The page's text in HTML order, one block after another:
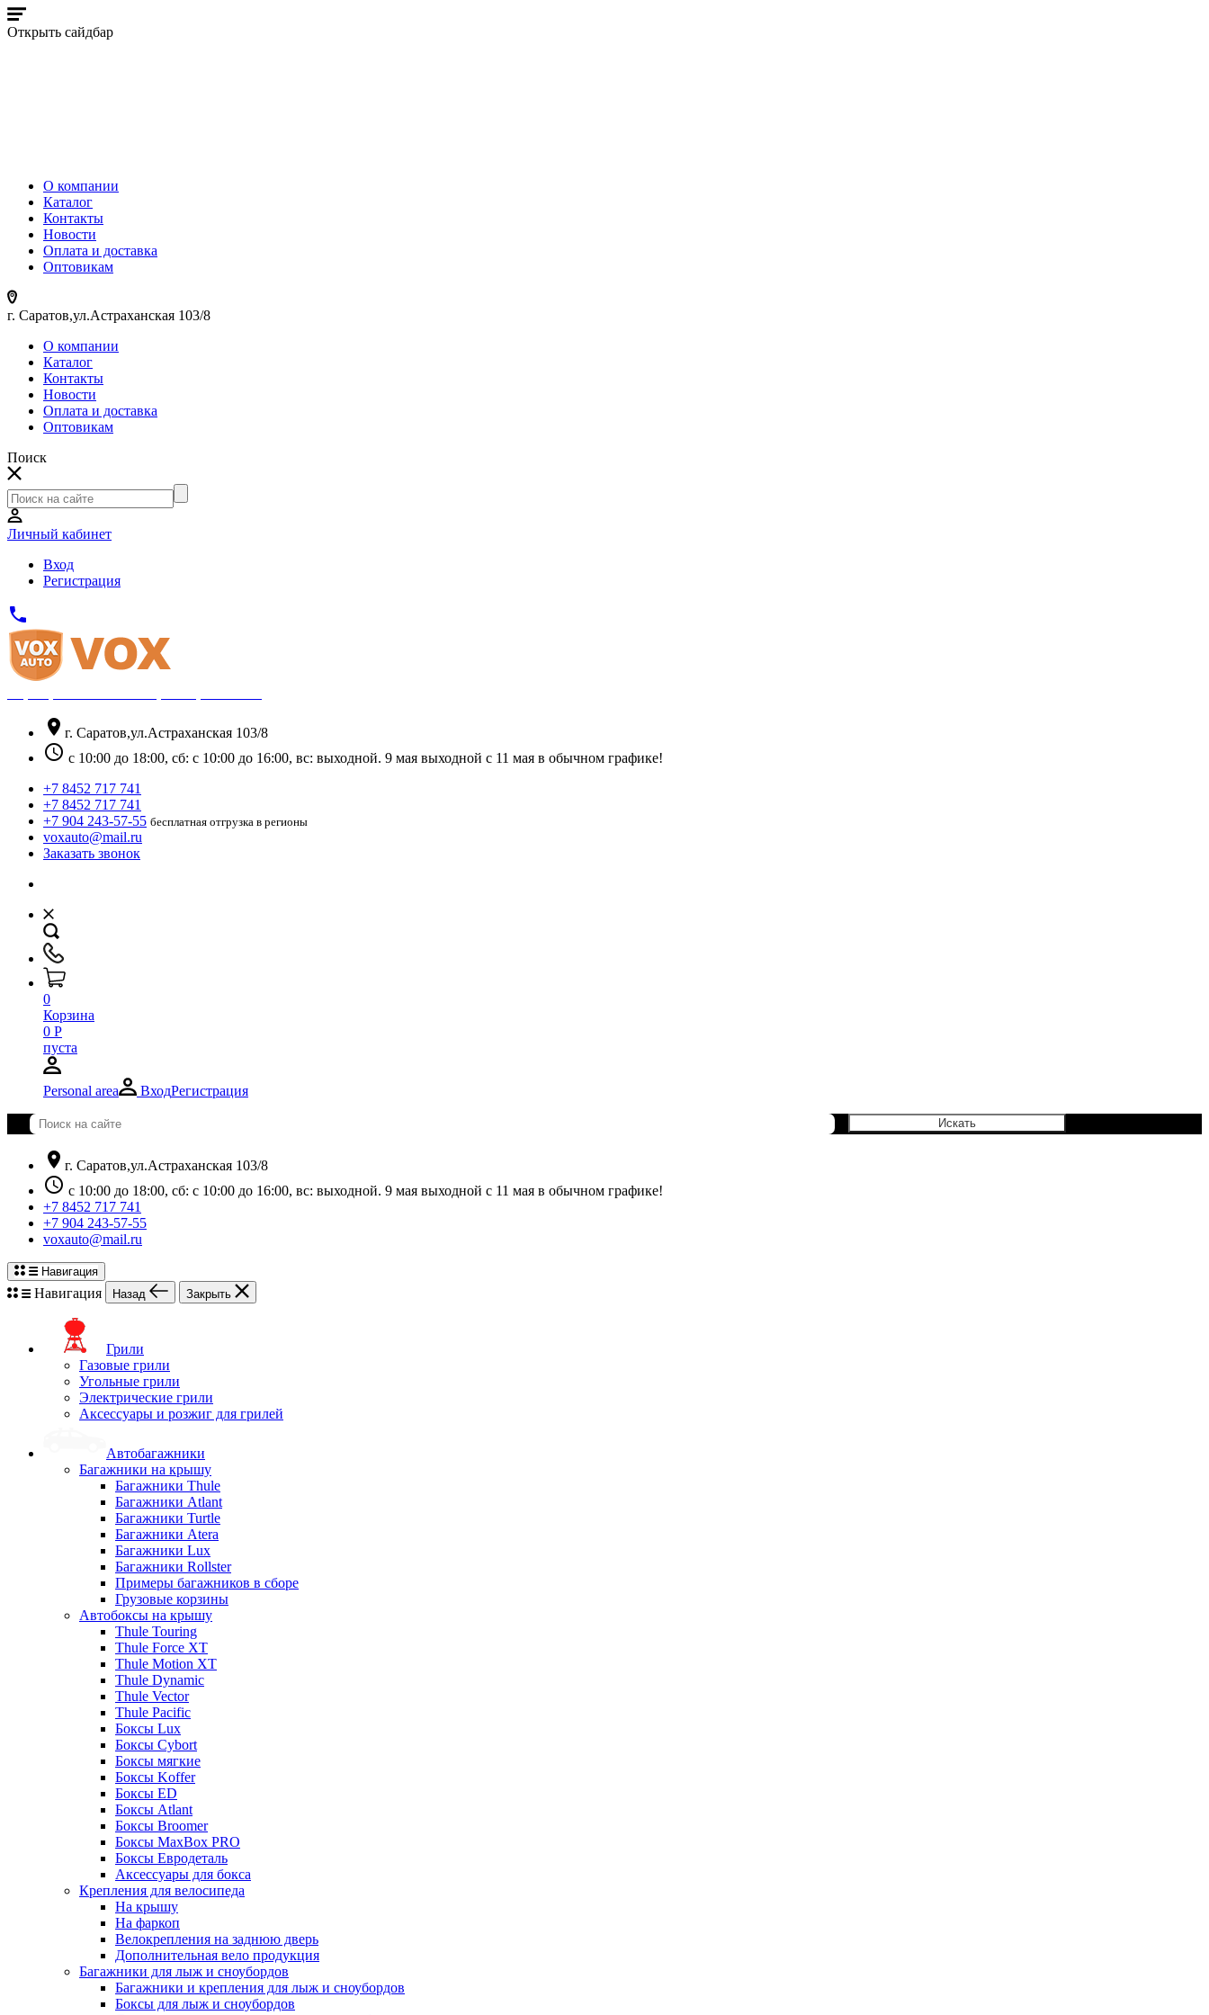
Открыть сайдбар
О компании
Каталог
Контакты
Новости
Оплата и доставка
Оптовикам
г. Саратов,ул.Астраханская 103/8
О компании
Каталог
Контакты
Новости
Оплата и доставка
Оптовикам
Поиск
Личный кабинет
Вход
Регистрация
phone
location_on г. Саратов,ул.Астраханская 103/8
schedule с 10:00 до 18:00, сб: с 10:00 до 16:00, вс: выходной. 9 мая выходной с 11 мая в обычном графике!
+7 8452 717 741
+7 8452 717 741
+7 904 243-57-55 бесплатная отгрузка в регионы
voxauto@mail.ru
Заказать звонок
0
Корзина
0 Р
пуста
Personal area ВходРегистрация
location_on г. Саратов,ул.Астраханская 103/8
schedule с 10:00 до 18:00, сб: с 10:00 до 16:00, вс: выходной. 9 мая выходной с 11 мая в обычном графике!
+7 8452 717 741
+7 904 243-57-55
voxauto@mail.ru
Навигация
Навигация Назад Закрыть
Грили
Газовые грили
Угольные грили
Электрические грили
Аксессуары и розжиг для грилей
Автобагажники
Багажники на крышу
Багажники Thule
Багажники Atlant
Багажники Turtle
Багажники Atera
Багажники Lux
Багажники Rollster
Примеры багажников в сборе
Грузовые корзины
Автобоксы на крышу
Thule Touring
Thule Force XT
Thule Motion XT
Thule Dynamic
Thule Vector
Thule Pacific
Боксы Lux
Боксы Cybort
Боксы мягкие
Боксы Koffer
Боксы ED
Боксы Atlant
Боксы Broomer
Боксы MaxBox PRO
Боксы Евродеталь
Аксессуары для бокса
Крепления для велосипеда
На крышу
На фаркоп
Велокрепления на заднюю дверь
Дополнительная вело продукция
Багажники для лыж и сноубордов
Багажники и крепления для лыж и сноубордов
Боксы для лыж и сноубордов